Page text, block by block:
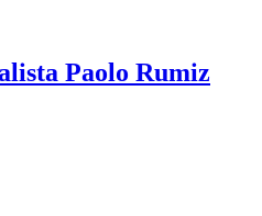
Paolo Rumiz